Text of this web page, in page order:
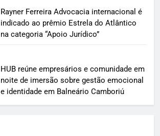
Rayner Ferreira Advocacia internacional é
indicado ao prêmio Estrela do Atlântico
na categoria “Apoio Jurídico”
HUB reúne empresários e comunidade em
noite de imersão sobre gestão emocional
e identidade em Balneário Camboriú